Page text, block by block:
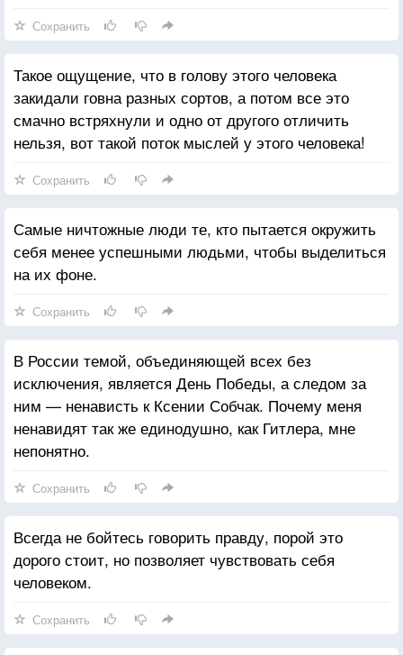
может подстерегать нас на каждом углу. И то, что
казалось таким искренним, таким светлым, может
сразу стать уродливым и безобразным. Может,
лучше умереть в матрице лжи, чем жрать перловку
с Киану Ривзом на мрачном космическом корабле?
Может, лучше прожить жизнь счастливо и умереть
изменяла тебе с садовником? Не знаю. Мне
кажется, ложь других надо полюбить так же, как
свою собственную. И тогда ложь мало-помалу
превратится в единственную существующую для
тебя правду.
Сохранить
Такое ощущение, что в голову этого человека
закидали говна разных сортов, а потом все это
смачно встряхнули и одно от другого отличить
нельзя, вот такой поток мыслей у этого человека!
Сохранить
Самые ничтожные люди те, кто пытается окружить
себя менее успешными людьми, чтобы выделиться
на их фоне.
Сохранить
В России темой, объединяющей всех без
исключения, является День Победы, а следом за
ним — ненависть к Ксении Собчак. Почему меня
ненавидят так же единодушно, как Гитлера, мне
непонятно.
Сохранить
Всегда не бойтесь говорить правду, порой это
дорого стоит, но позволяет чувствовать себя
человеком.
Сохранить